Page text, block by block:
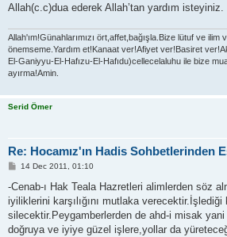
Allah(c.c)dua ederek Allah’tan yardım isteyiniz.
Allah'ım!Günahlarımızı ört,affet,bağışla.Bize lütuf ve ilim
önemseme.Yardım et!Kanaat ver!Afiyet ver!Basiret
El-Ganiyyu-El-Hafızu-El-Hafıdu)cellecelaluhu ile bize
ayırma!Amin.
Serid Ömer
Re: Hocamız'ın Hadis Sohbetlerinden
P
s
14 Dec 2011, 01:10
-Cenab-ı Hak Teala Hazretleri alimlerden söz
iyiliklerini karşılığını mutlaka
silecektir.Peygamberlerden de ahd-i misak yani
doğruya ve iyiye güzel işlere,yollar da